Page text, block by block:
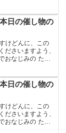
日の催し物の
けどんに、この
ださいますよう、
おなじみの たま
日の催し物の
けどんに、この
ださいますよう、
おなじみの たま